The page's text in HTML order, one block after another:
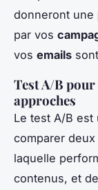
donneront une
par vos
vos emails
Test A/B
approches
Le test A/B
comparer deux
laquelle
contenus, et